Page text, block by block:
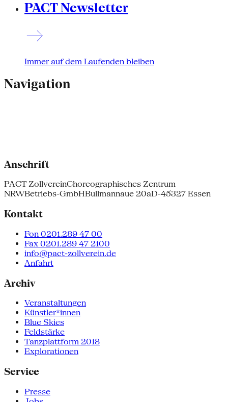
PACT Newsletter
Immer auf dem Laufenden bleiben
Navigation
Anschrift
PACT ZollvereinChoreographisches Zentrum
NRWBetriebs-GmbHBullmannaue 20aD-45327 Essen
Kontakt
Fon 0201.289 47 00
Fax 0201.289 47 2100
info@pact-zollverein.de
Anfahrt
Archiv
Veranstaltungen
Künstler*innen
Blue Skies
Feldstärke
Tanzplattform 2018
Explorationen
Service
Presse